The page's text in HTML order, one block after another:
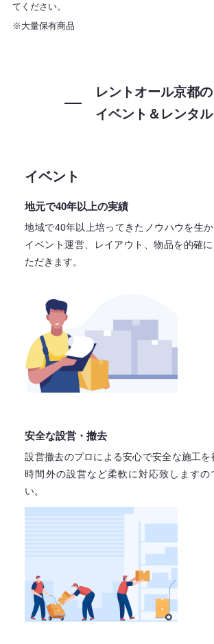
てください。
※大量保有商品
レントオール京都の
イベント＆レンタル
イベント
地元で40年以上の実績
地域で40年以上培ってきたノウハウを生
イベント運営、レイアウト、物品を的確
ただきます。
安全な設営・撤去
設営撤去のプロによる安心で安全な施工を
時間外の設営など柔軟に対応致しますの
い。